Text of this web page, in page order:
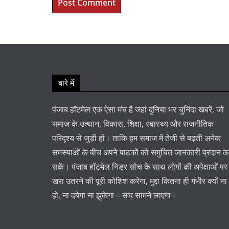
बारे में
पंजाब हॉटमेल एक ऐसा मंच है जहां दुनिया भर चुनिंदा खबरें, जो
समाज के उत्थान, विकास, शिक्षा, स्वास्थ्य और राजनीतिक
परिदृश्य से जुड़ी हों। ताकि हम समाज में तेजी से बढ़ती अनेक
समस्याओं के बीच अपने पाठकों को समुचित जानकारी प्रदान
सकें। पंजाब हॉटमेल निडर सोच के साथ लोगों की अपेक्षाओं पर
खरा उतरने की पूरी कोशिश करेगा, मुद्दा कितना ही गंभीर क्यों ना
हो, ना दबेगा ना झुकेगा – सच सामने लाएगा।